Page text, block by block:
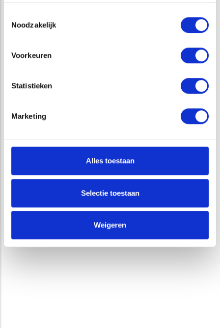
Noodzakelijk
Voorkeuren
Statistieken
Marketing
Alles toestaan
Selectie toestaan
Weigeren
WHITEPAPER
GRAAFSCHADE
DIENSTEN
GRAAFGANGEN OPSPOREN
MATERIALEN
3D GRONDRADAR